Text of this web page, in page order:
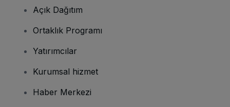
Açık Dağıtım
Ortaklık Programı
Yatırımcılar
Kurumsal hizmet
Haber Merkezi